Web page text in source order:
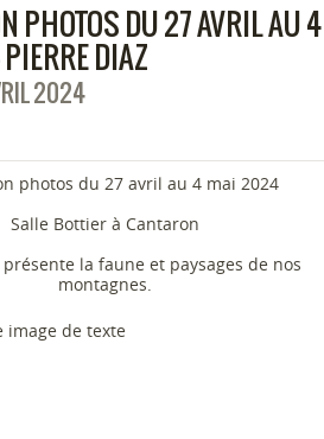
PHOTOS DU 27 AVRIL AU 4
DIAZ
2024
photos du 27 avril au 4 mai 2024
Salle Bottier à Cantaron
présente la faune et paysages de nos
montagnes.